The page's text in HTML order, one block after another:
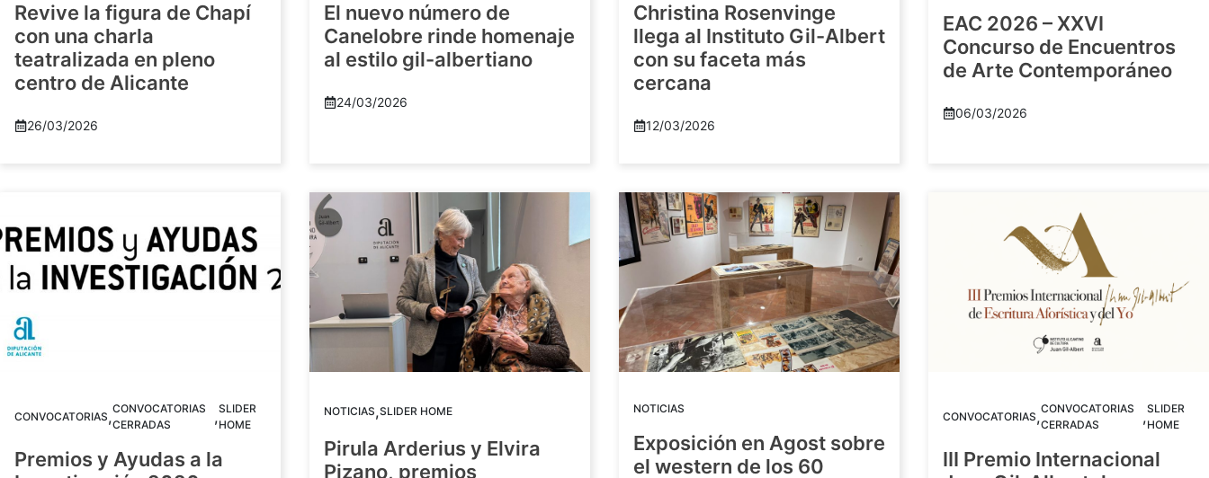
Revive la figura de Chapí
con una charla
teatralizada en pleno
centro de Alicante
26/03/2026
El nuevo número de
Canelobre rinde homenaje
al estilo gil-albertiano
24/03/2026
Christina Rosenvinge
llega al Instituto Gil-Albert
con su faceta más
cercana
12/03/2026
EAC 2026 – XXVI
Concurso de Encuentros
de Arte Contemporáneo
06/03/2026
CONVOCATORIAS,CONVOCATORIAS
CERRADAS
,SLIDER
HOME
Premios y Ayudas a la
NOTICIAS,SLIDER HOME
Pirula Arderius y Elvira
Pizano, premios
NOTICIAS
Exposición en Agost sobre
el western de los 60
CONVOCATORIAS,CONVOCATORIAS
CERRADAS
,SLIDER
HOME
III Premio Internacional